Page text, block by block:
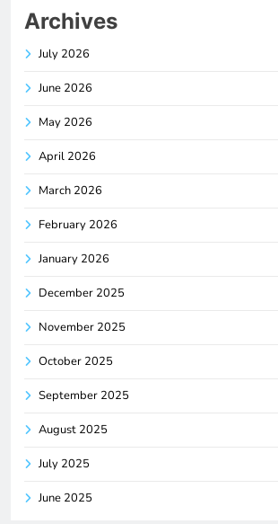
Archives
July 2026
June 2026
May 2026
April 2026
March 2026
February 2026
January 2026
December 2025
November 2025
October 2025
September 2025
August 2025
July 2025
June 2025